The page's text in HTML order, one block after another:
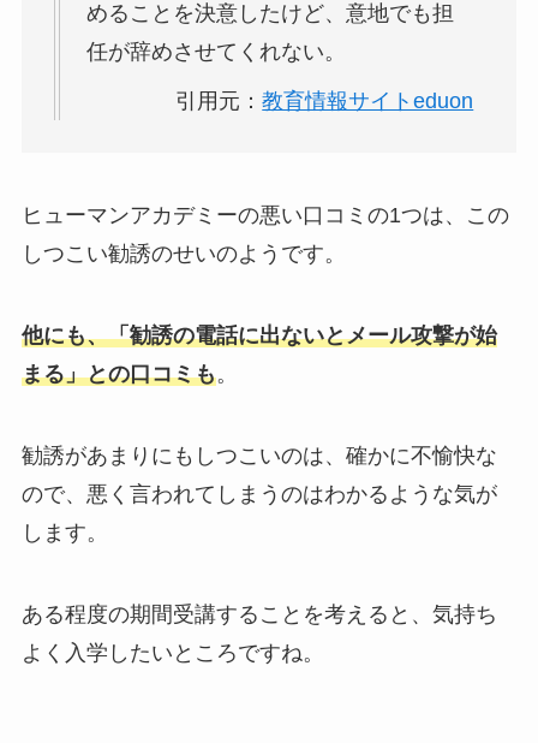
めることを決意したけど、意地でも担
任が辞めさせてくれない。
引用元：教育情報サイトeduon
ヒューマンアカデミーの悪い口コミの1つは、この
しつこい勧誘のせいのようです。
他にも、「勧誘の電話に出ないとメール攻撃が始
まる」との口コミも。
勧誘があまりにもしつこいのは、確かに不愉快な
ので、悪く言われてしまうのはわかるような気が
します。
ある程度の期間受講することを考えると、気持ち
よく入学したいところですね。